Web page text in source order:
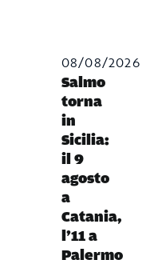
08/08/2026
Salmo
torna
in
Sicilia:
il 9
agosto
a
Catania,
l’11 a
Palermo